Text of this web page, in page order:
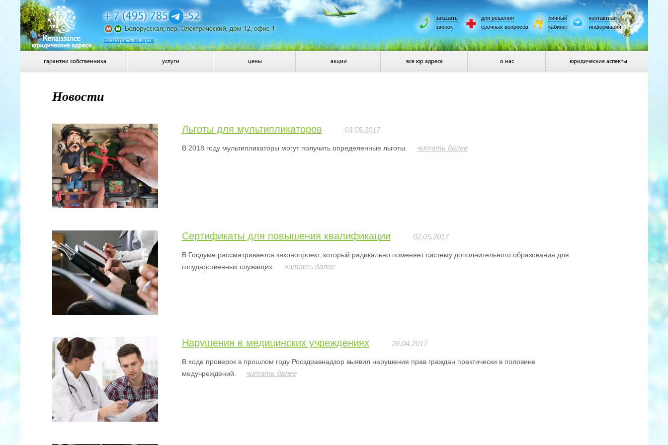
посмотреть на карте
заказать
звонок
для решения
срочных вопросов
личный
кабинет
контактная
информация
гарантии собственника услуги цены акции все юр адреса о нас юридические аспекты
Новости
Льготы для мультипликаторов 03.05.2017
В 2018 году мультипликаторы могут получить определенные льготы. читать далее
Сертификаты для повышения квалификации 02.05.2017
В Госдуме рассматривается законопроект, который радикально поменяет систему дополнительного образования для
государственных служащих.
читать далее
Нарушения в медицинских учреждениях 28.04.2017
В ходе проверок в прошлом году Росздравнадзор выявил нарушения прав граждан практически в половине
медучреждений.
читать далее